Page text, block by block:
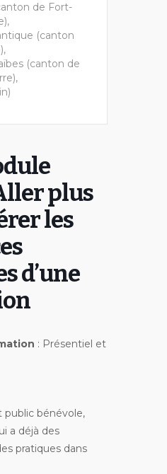
de Fort-
(canton
(canton de
plus
les
d’une
: Présentiel et
public bénévole,
a déjà des
pratiques dans